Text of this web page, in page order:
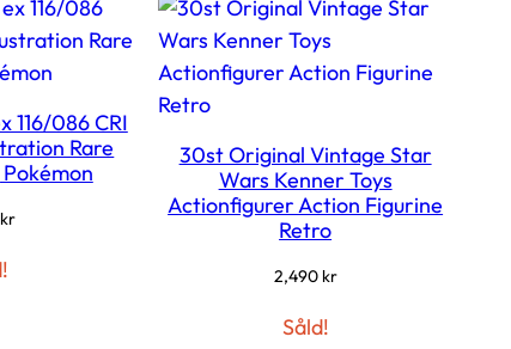
116/086 CRI
Rare
kr
30st Original Vintage Star
Wars Kenner Toys
Actionfigurer Action Figurine
Retro
2,490 kr
Såld!